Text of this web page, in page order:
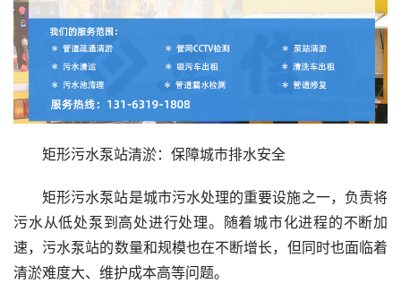
矩形污水泵站清淤：保障城市排水安全
矩形污水泵站是城市污水处理的重要设施之一，负责将
污水从低处泵到高处进行处理。随着城市化进程的不断加
速，污水泵站的数量和规模也在不断增长，但同时也面临着
清淤难度大、维护成本高等问题。